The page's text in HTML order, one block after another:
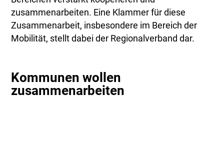
zusammenarbeiten. Eine Klammer für diese
Zusammenarbeit, insbesondere im Bereich der
Mobilität, stellt dabei der Regionalverband dar.
Kommunen wollen
zusammenarbeiten